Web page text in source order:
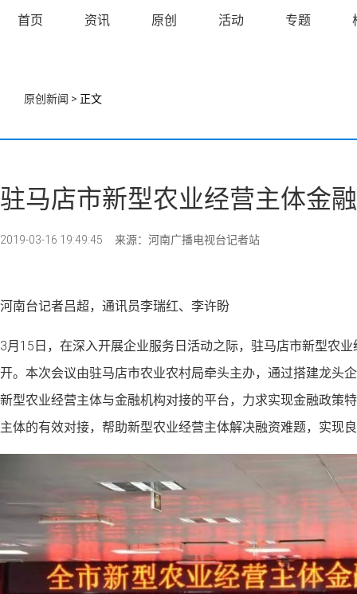
首页 资讯 原创 活动 专题
原创新闻 > 正文
驻马店市新型农业经营主体金
2019-03-16 19:49:45 来源：河南广播电视台记者站
河南台记者吕超，通讯员李瑞红、李许盼
3月15日，在深入开展企业服务日活动之际，驻马店市新型农
开。本次会议由驻马店市农业农村局牵头主办，通过搭建龙头
新型农业经营主体与金融机构对接的平台，力求实现金融政策
主体的有效对接，帮助新型农业经营主体解决融资难题，实现